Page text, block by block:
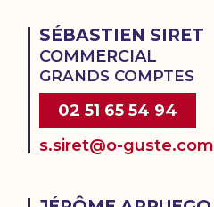
SÉBASTIEN SIRET
COMMERCIAL
GRANDS COMPTES
02 51 65 54 94
s.siret@o-guste.com